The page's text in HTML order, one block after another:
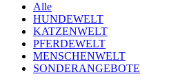
Alle
HUNDEWELT
KATZENWELT
PFERDEWELT
MENSCHENWELT
SONDERANGEBOTE